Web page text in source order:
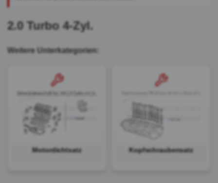
2.0 Turbo 4-Zyl.
Weitere Unterkategorien:
Motordichtsatz Kopfschraubensatz